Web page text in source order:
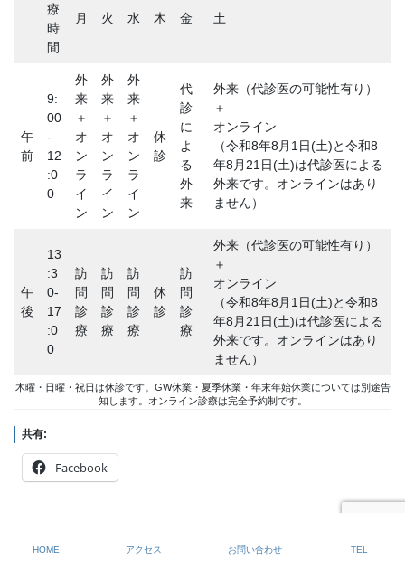
療
時
間
月 火 水 木 金 土
午
前
9:
00
-
12
:0
0
外
来
＋
オ
ン
ラ
イ
ン
外
来
＋
オ
ン
ラ
イ
ン
外
来
＋
オ
ン
ラ
イ
ン
休
診
代
診
に
よ
る
外
来
外来（代診医の可能性有り）
＋
オンライン
（令和8年8月1日(土)と令和8
年8月21日(土)は代診医による
外来です。オンラインはあり
ません）
午
後
13
:3
0-
17
:0
0
訪
問
診
療
訪
問
診
療
訪
問
診
療
休
診
訪
問
診
療
外来（代診医の可能性有り）
＋
オンライン
（令和8年8月1日(土)と令和8
年8月21日(土)は代診医による
外来です。オンラインはあり
ません）
木曜・日曜・祝日は休診です。GW休業・夏季休業・年末年始休業については別途告
知します。オンライン診療は完全予約制です。
共有:
Facebook
HOME アクセス お問い合わせ TEL